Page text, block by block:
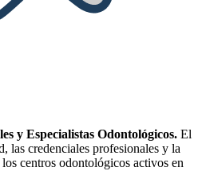
y Especialistas Odontológicos. El
las credenciales profesionales y la
centros odontológicos activos en